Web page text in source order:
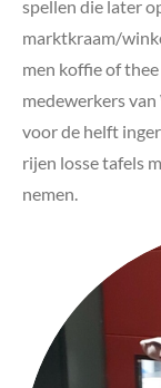
spellen die later
marktkraam/
men koffie of
medewerkers
voor de helft
rijen losse tafels
nemen.